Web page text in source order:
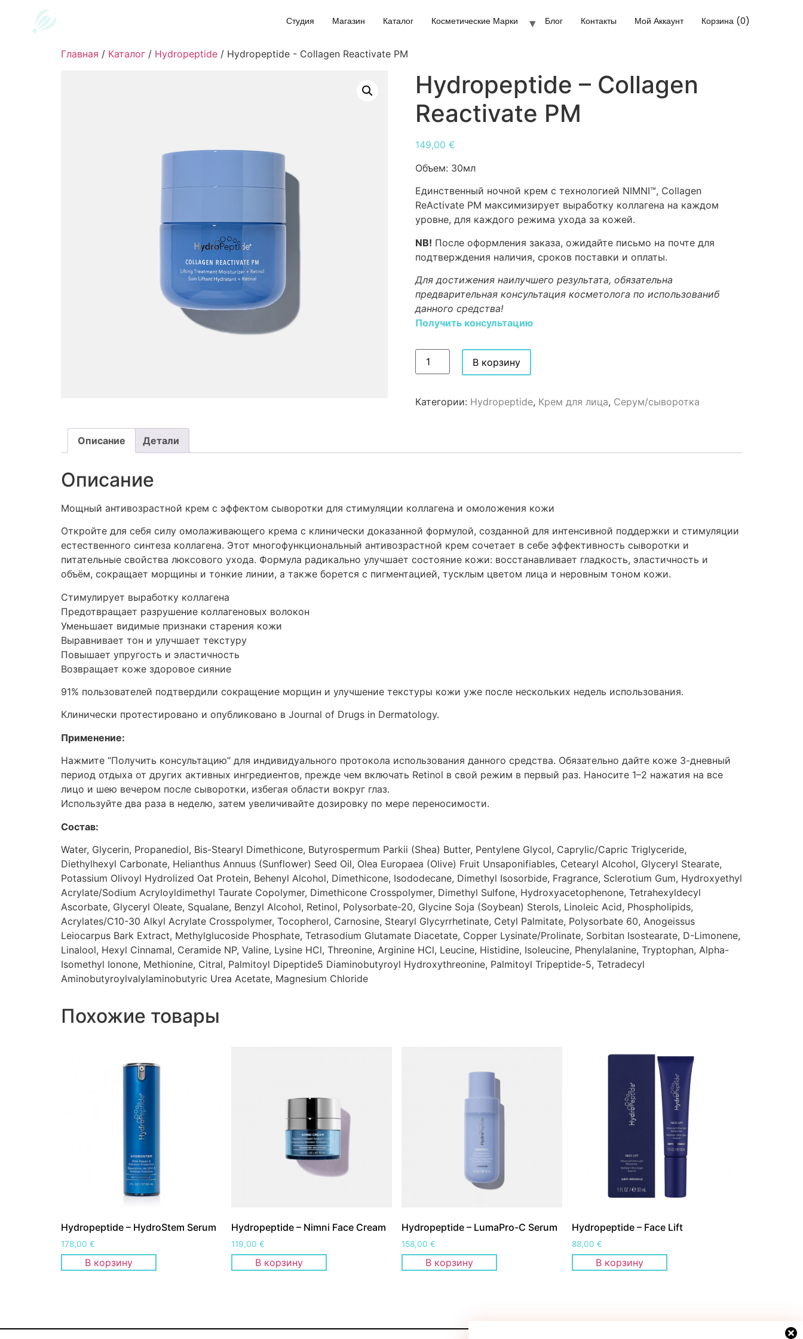
Студия Магазин Каталог Косметические Марки Блог Контакты Мой Аккаунт Корзина (0)
Главная / Каталог / Hydropeptide / Hydropeptide - Collagen Reactivate PM
Hydropeptide – Collagen
Reactivate PM
149,00 €
Объем: 30мл
Единственный ночной крем с технологией NIMNI™, Collagen
ReActivate PM максимизирует выработку коллагена на каждом
уровне, для каждого режима ухода за кожей.
NB! После оформления заказа, ожидайте письмо на почте для
подтверждения наличия, сроков поставки и оплаты.
Для достижения наилучшего результата, обязательна
предварительная консультация косметолога по использованиб
данного средства!
Получить консультацию
В корзину
Категории: Hydropeptide, Крем для лица, Серум/сыворотка
Описание Детали
Описание
Мощный антивозрастной крем с эффектом сыворотки для стимуляции коллагена и омоложения кожи
Откройте для себя силу омолаживающего крема с клинически доказанной формулой, созданной для интенсивной поддержки и стимуляции
естественного синтеза коллагена. Этот многофункциональный антивозрастной крем сочетает в себе эффективность сыворотки и
питательные свойства люксового ухода. Формула радикально улучшает состояние кожи: восстанавливает гладкость, эластичность и
объём, сокращает морщины и тонкие линии, а также борется с пигментацией, тусклым цветом лица и неровным тоном кожи.
Стимулирует выработку коллагена
Предотвращает разрушение коллагеновых волокон
Уменьшает видимые признаки старения кожи
Выравнивает тон и улучшает текстуру
Повышает упругость и эластичность
Возвращает коже здоровое сияние
91% пользователей подтвердили сокращение морщин и улучшение текстуры кожи уже после нескольких недель использования.
Клинически протестировано и опубликовано в Journal of Drugs in Dermatology.
Применение:
Нажмите “Получить консультацию” для индивидуального протокола использования данного средства. Обязательно дайте коже 3-дневный
период отдыха от других активных ингредиентов, прежде чем включать Retinol в свой режим в первый раз. Наносите 1–2 нажатия на все
лицо и шею вечером после сыворотки, избегая области вокруг глаз.
Используйте два раза в неделю, затем увеличивайте дозировку по мере переносимости.
Состав:
Water, Glycerin, Propanediol, Bis-Stearyl Dimethicone, Butyrospermum Parkii (Shea) Butter, Pentylene Glycol, Caprylic/Capric Triglyceride,
Diethylhexyl Carbonate, Helianthus Annuus (Sunflower) Seed Oil, Olea Europaea (Olive) Fruit Unsaponifiables, Cetearyl Alcohol, Glyceryl Stearate,
Potassium Olivoyl Hydrolized Oat Protein, Behenyl Alcohol, Dimethicone, Isododecane, Dimethyl Isosorbide, Fragrance, Sclerotium Gum, Hydroxyethyl
Acrylate/Sodium Acryloyldimethyl Taurate Copolymer, Dimethicone Crosspolymer, Dimethyl Sulfone, Hydroxyacetophenone, Tetrahexyldecyl
Ascorbate, Glyceryl Oleate, Squalane, Benzyl Alcohol, Retinol, Polysorbate-20, Glycine Soja (Soybean) Sterols, Linoleic Acid, Phospholipids,
Acrylates/C10-30 Alkyl Acrylate Crosspolymer, Tocopherol, Carnosine, Stearyl Glycyrrhetinate, Cetyl Palmitate, Polysorbate 60, Anogeissus
Leiocarpus Bark Extract, Methylglucoside Phosphate, Tetrasodium Glutamate Diacetate, Copper Lysinate/Prolinate, Sorbitan Isostearate, D-Limonene,
Linalool, Hexyl Cinnamal, Ceramide NP, Valine, Lysine HCl, Threonine, Arginine HCl, Leucine, Histidine, Isoleucine, Phenylalanine, Tryptophan, Alpha-
Isomethyl Ionone, Methionine, Citral, Palmitoyl Dipeptide5 Diaminobutyroyl Hydroxythreonine, Palmitoyl Tripeptide-5, Tetradecyl
Aminobutyroylvalylaminobutyric Urea Acetate, Magnesium Chloride
Похожие товары
Hydropeptide – HydroStem Serum
178,00 €
В корзину
Hydropeptide – Nimni Face Cream
119,00 €
В корзину
Hydropeptide – LumaPro-C Serum
158,00 €
В корзину
Hydropeptide – Face Lift
88,00 €
В корзину